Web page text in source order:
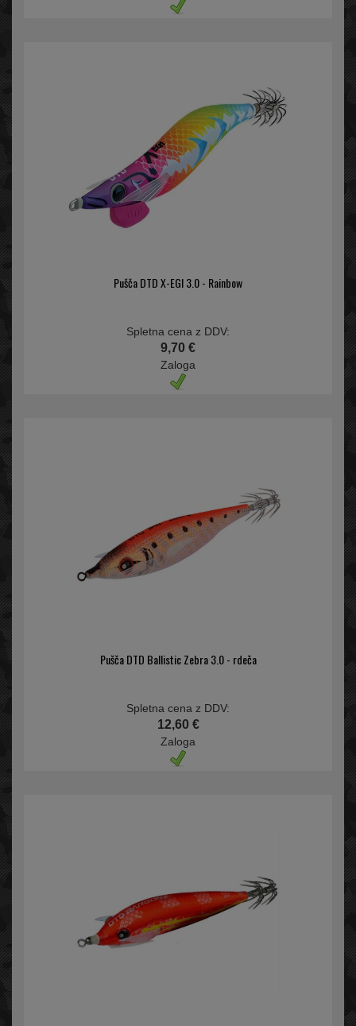
Pušča DTD X-EGI 3.0 - Rainbow
Spletna cena z DDV:
9,70 €
Zaloga
Pušča DTD Ballistic Zebra 3.0 - rdeča
Spletna cena z DDV:
12,60 €
Zaloga